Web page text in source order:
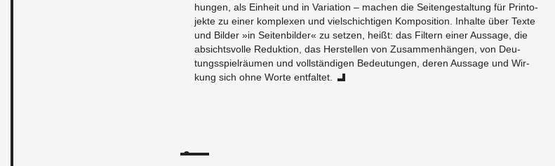
hun­gen, als Ein­heit und in Va­ria­ti­on – ma­chen die Sei­ten­ge­stal­tung für Prin­to­
jek­te zu einer kom­ple­xen und viel­schich­ti­gen Kom­po­si­ti­on. In­hal­te über Texte
und Bil­der »in Sei­ten­bil­der« zu set­zen, heißt: das Fil­tern einer Aus­sa­ge, die
ab­sichts­vol­le Re­duk­ti­on, das Her­stel­len von Zu­sam­men­hän­gen, von Deu­
tungs­spiel­räu­men und voll­stän­di­gen Be­deu­tun­gen, deren Aus­sa­ge und Wir­
kung sich ohne Worte ent­fal­tet.